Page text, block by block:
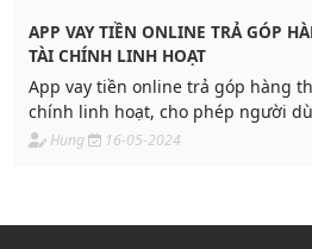
APP VAY TIỀN ONLINE TRẢ GÓP
TÀI CHÍNH LINH HOẠT
App vay tiền online trả góp hàng
chính linh hoạt, cho phép người
và trả lại tháng. Với giao diện thân
Hung 16-05-2024